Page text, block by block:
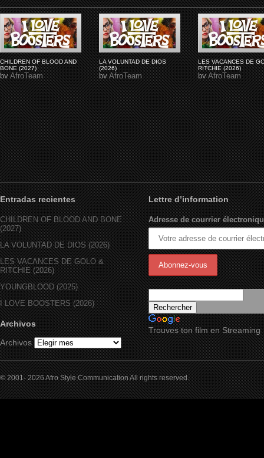
CHILDREN OF BLOOD AND
BONE (2027)
byAfroTeam
LA VOLUNTAD DE DIOS
(2026)
byAfroTeam
LES VACANCES DE
RITCHIE (2026)
byAfroTeam
Entradas recientes
CHILDREN OF BLOOD AND BONE
(2027)
LA VOLUNTAD DE DIOS (2026)
LES VACANCES DE GOLO &
RITCHIE (2026)
YOUNGBLOOD (2025)
I LOVE BOOSTERS (2026)
Archivos
Archivos
Lettre d’information
Adresse de courrier
Trouves ton film en Streaming
© 2001- 2026 Afro Style Communication All rights reserved.